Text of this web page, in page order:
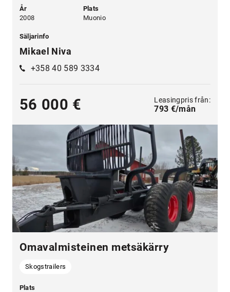
År
2008
Plats
Muonio
Säljarinfo
Mikael Niva
+358 40 589 3334
56 000 € Leasingpris från:
793 €/mån
Omavalmisteinen metsäkärry
Skogstrailers
Plats